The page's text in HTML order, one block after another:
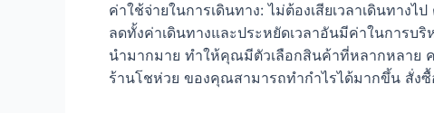
ค่าใช้จ่ายในการเดินทาง: ไม่ต้องเสียเวลาเดินทา
ลดทั้งค่าเดินทางและประหยัดเวลาอันมีค่าในการบ
นำมากมาย ทำให้คุณมีตัวเลือกสินค้าที่หลากหลาย
ร้านโชห่วย ของคุณสามารถทำกำไรได้มากขึ้น สั่ง